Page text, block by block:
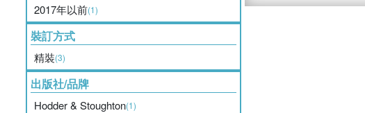
2017年以前(1)
裝訂方式
精裝(3)
出版社/品牌
Hodder & Stoughton(1)